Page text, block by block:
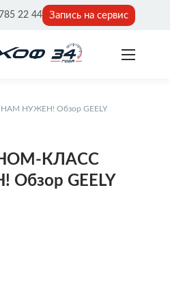
22 44 Запись на сервис
НУЖЕН! Обзор GEELY
КЛАСС
GEELY